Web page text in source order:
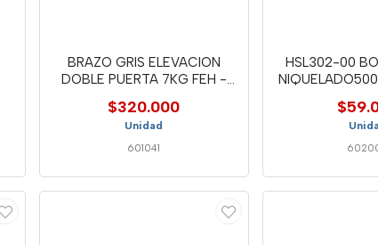
BRAZO GRIS ELEVACION
DOBLE PUERTA 7KG FEH -
$320.000
Unidad
601041
HSL302-00